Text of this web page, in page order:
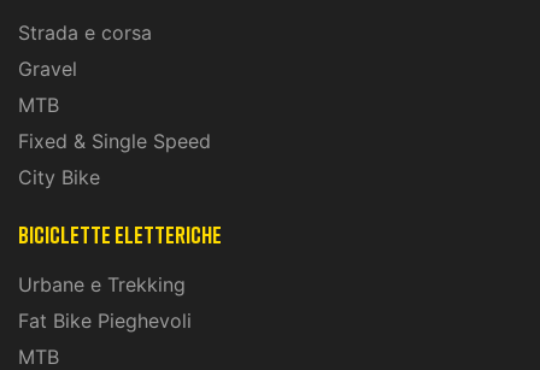
Strada e corsa
Gravel
MTB
Fixed & Single Speed
City Bike
biciclette eletteriche
Urbane e Trekking
Fat Bike Pieghevoli
MTB